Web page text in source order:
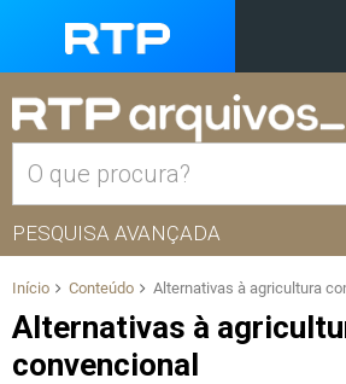
PESQUISA AVANÇADA
Início Conteúdo Alternativas à agricultura
Alternativas à
convencional